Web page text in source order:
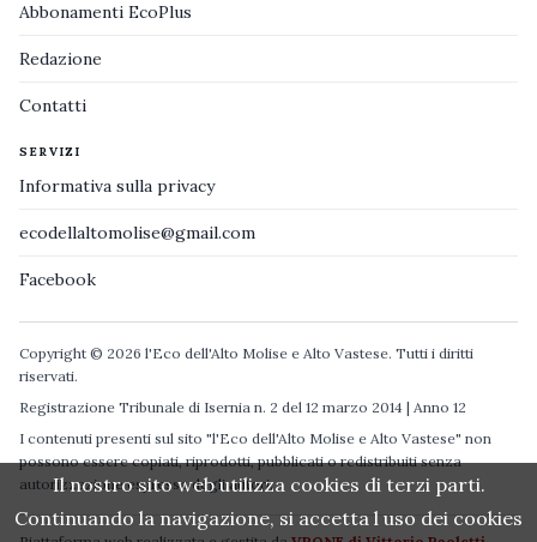
Abbonamenti EcoPlus
Redazione
Contatti
SERVIZI
Informativa sulla privacy
ecodellaltomolise@gmail.com
Facebook
Copyright © 2026 l'Eco dell'Alto Molise e Alto Vastese. Tutti i diritti
riservati.
Registrazione Tribunale di Isernia n. 2 del 12 marzo 2014 | Anno 12
I contenuti presenti sul sito "l'Eco dell'Alto Molise e Alto Vastese" non
possono essere copiati, riprodotti, pubblicati o redistribuiti senza
autorizzazione espressa degli autori.
Il nostro sito web utilizza cookies di terzi parti.
Continuando la navigazione, si accetta l uso dei cookies